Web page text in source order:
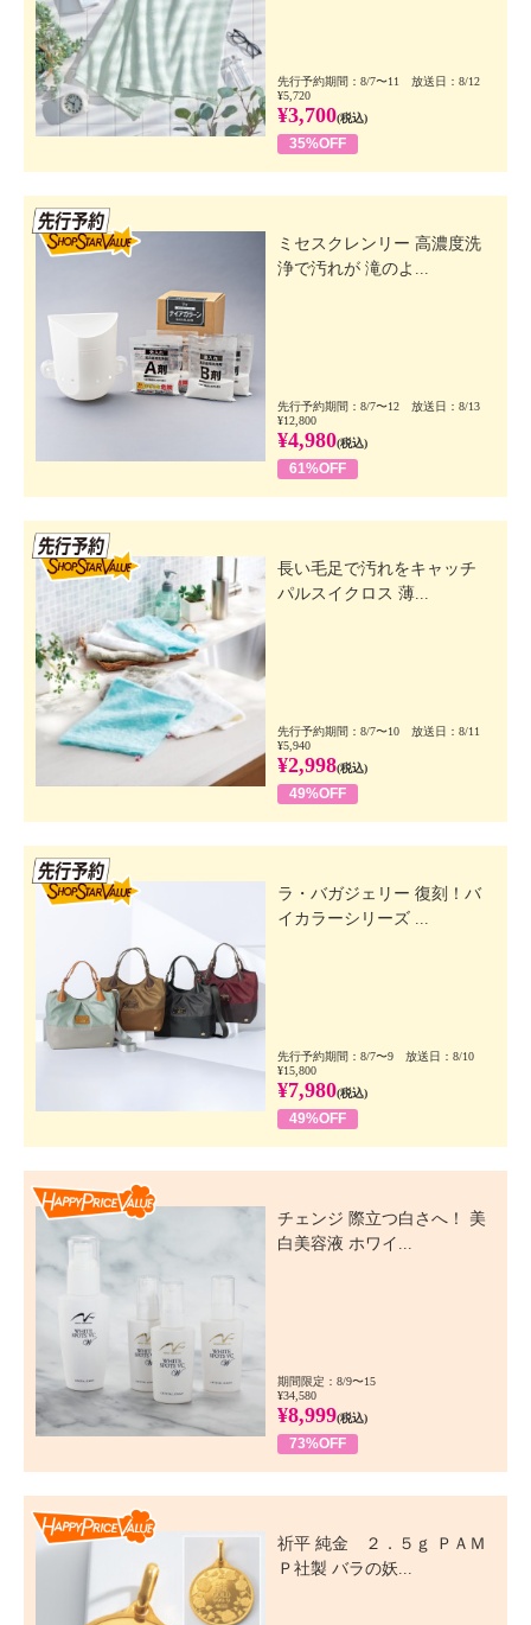
先行予約期間：8/7〜11 放送日：8/12
¥5,720
¥3,700(税込)
35%OFF
ミセスクレンリー 高濃度洗
浄で汚れが 滝のよ...
先行予約期間：8/7〜12 放送日：8/13
¥12,800
¥4,980(税込)
61%OFF
長い毛足で汚れをキャッチ
パルスイクロス 薄...
先行予約期間：8/7〜10 放送日：8/11
¥5,940
¥2,998(税込)
49%OFF
ラ・バガジェリー 復刻！バ
イカラーシリーズ ...
先行予約期間：8/7〜9 放送日：8/10
¥15,800
¥7,980(税込)
49%OFF
チェンジ 際立つ白さへ！ 美
白美容液 ホワイ...
期間限定：8/9〜15
¥34,580
¥8,999(税込)
73%OFF
祈平 純金 ２．５ｇ ＰＡＭ
Ｐ社製 バラの妖...